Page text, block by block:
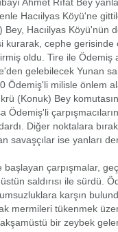
Hacıilyas Köyü'ne
Bey, Hacıilyas Köyü'nün
kurarak, cephe gerisinde
oldu. Tire ile Ödemiş
gelebilecek Yunan
Ödemiş'li milisle önlem
(Konuk) Bey
Ödemiş'li
Diğer noktalara
savaşçılar ise yanları
başlayan çarpışmalar,
saldırısı ile sürdü.
karşın
mermileri tükenmek
bir zeybek